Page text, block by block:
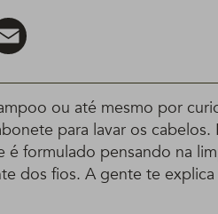
ou até mesmo por
para lavar os
é formulado pensando na
dos fios. A gente te